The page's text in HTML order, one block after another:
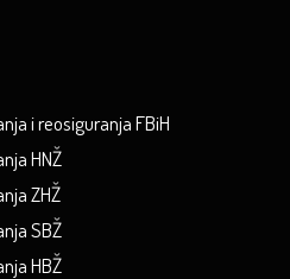
i reosiguranja FBiH
HNŽ
ZHŽ
SBŽ
HBŽ